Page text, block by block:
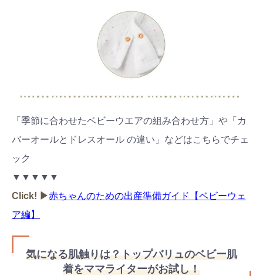
「季節に合わせたベビーウエアの組み合わせ方」や「カ
バーオールとドレスオール の違い」などはこちらでチェ
ック
▼▼▼▼▼
Click! ▶︎赤ちゃんのための出産準備ガイド【ベビーウェ
ア編】
気になる肌触りは？トップバリュのベビー肌
着をママライターがお試し！